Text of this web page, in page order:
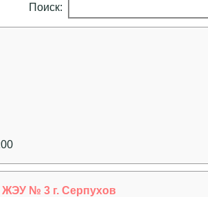
Поиск:
№ 3 г. Серпухов